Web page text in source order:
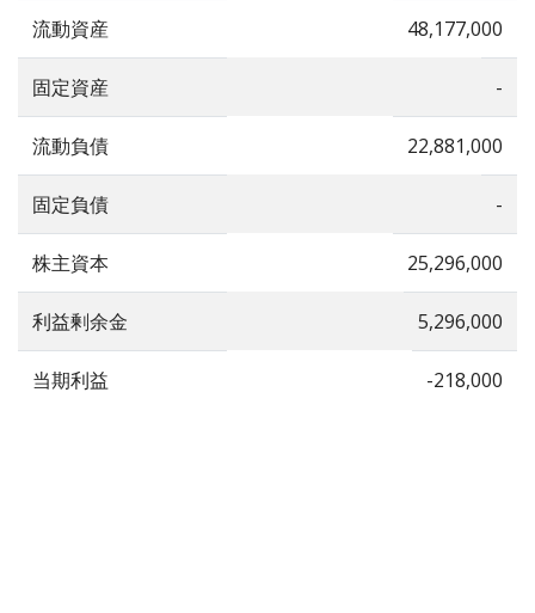
流動資産 48,177,000
固定資産 -
流動負債 22,881,000
固定負債 -
株主資本 25,296,000
利益剰余金 5,296,000
当期利益 -218,000